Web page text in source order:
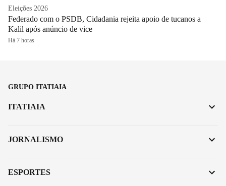
Eleições 2026
Federado com o PSDB, Cidadania rejeita apoio de tucanos a
Kalil após anúncio de vice
Há 7 horas
GRUPO ITATIAIA
ITATIAIA
JORNALISMO
ESPORTES